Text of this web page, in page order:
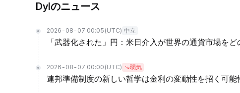
Dylのニュース
2026-08-07 00:05 (UTC) 中立
「武器化された」円：米日介入が世界の通貨市場を
2026-08-07 00:00 (UTC) 弱気
連邦準備制度の新しい哲学は金利の変動性を招く可能